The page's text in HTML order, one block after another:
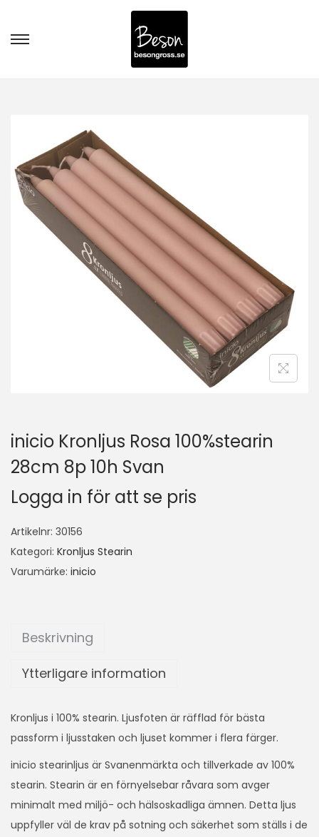
inicio Kronljus Rosa 100%stearin
28cm 8p 10h Svan
Logga in för att se pris
Artikelnr: 30156
Kategori: Kronljus Stearin
Varumärke: inicio
Beskrivning
Ytterligare information
Kronljus i 100% stearin. Ljusfoten är räfflad för bästa
passform i ljusstaken och ljuset kommer i flera färger.
inicio stearinljus är Svanenmärkta och tillverkade av 100%
stearin. Stearin är en förnyelsebar råvara som avger
minimalt med miljö- och hälsoskadliga ämnen. Detta ljus
uppfyller väl de krav på sotning och säkerhet som ställs i de